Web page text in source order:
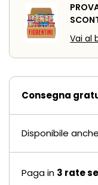
Vai al
Consegna
Disponibile
Paga in 3 rate